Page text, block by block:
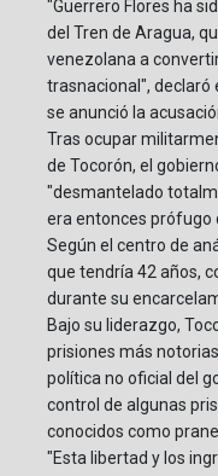
"Guerrero Flores ha
del Tren de Aragua,
venezolana a
trasnacional", declaró
se anunció la
Tras ocupar
de Tocorón, el
"desmantelado
era entonces prófugo
Según el centro de
que tendría 42 años,
durante su
Bajo su liderazgo,
prisiones más
política no oficial del
control de algunas
conocidos como
"Esta libertad y los